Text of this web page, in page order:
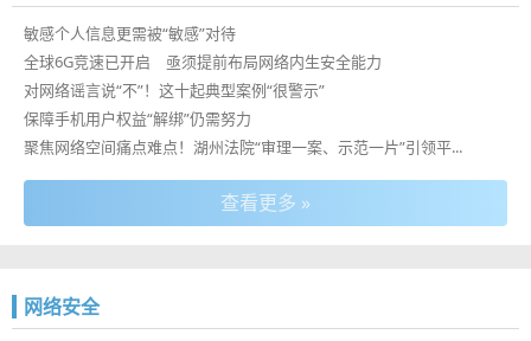
敏感个人信息更需被“敏感”对待
全球6G竞速已开启 亟须提前布局网络内生安全能力
对网络谣言说“不”！这十起典型案例“很警示”
保障手机用户权益“解绑”仍需努力
聚焦网络空间痛点难点！湖州法院“审理一案、示范一片”引领平...
查看更多 »
网络安全